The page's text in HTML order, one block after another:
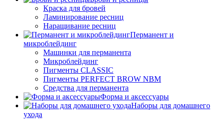
Краска для бровей
Ламинирование ресниц
Наращивание ресниц
Перманент и
микроблейдинг
Машинки для перманента
Микроблейдинг
Пигменты CLASSIC
Пигменты PERFECT BROW NBM
Средства для перманента
Форма и аксессуары
Наборы для домашнего
ухода